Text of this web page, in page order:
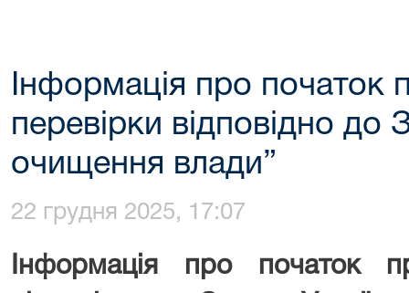
Інформація про початок
перевірки відповідно до
очищення влади”
22 грудня 2025, 17:07
Інформація про початок